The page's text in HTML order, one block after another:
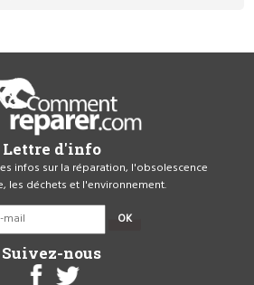
Lettre d'info
infos sur la réparation, l'obsolescence
les déchets et l'environnement.
OK
Suivez-nous